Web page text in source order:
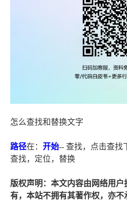
怎么查找和替换文字
路径在： 开始-- 查找，点击查找
查找，定位，替换
版权声明：本文内容由网络用
有，本站不拥有其著作权，亦